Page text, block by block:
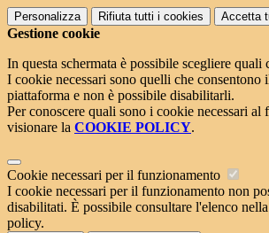
Personalizza Rifiuta tutti i cookies Accetta
Gestione cookie
In questa schermata è possibile scegliere quali
I cookie necessari sono quelli che consentono
piattaforma e non è possibile disabilitarli.
Per conoscere quali sono i cookie necessari al
visionare la COOKIE POLICY.
Cookie necessari per il funzionamento
I cookie necessari per il funzionamento non
disabilitati. È possibile consultare l'elenco
policy.